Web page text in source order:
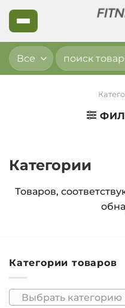
Skip
Искать:
Категории
Товаров,
Категории товаров
Выбрать категорию